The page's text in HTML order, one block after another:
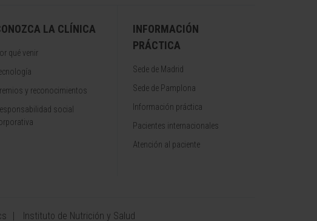
LA CLÍNICA
qué venir
y reconocimientos
social
INFORMACIÓN
PRÁCTICA
Sede de Madrid
Sede de Pamplona
Información práctica
Pacientes internacionales
Atención al paciente
Instituto de Nutrición y Salud